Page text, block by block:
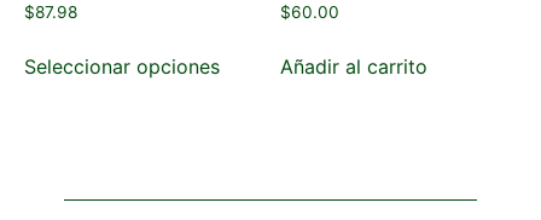
$87.98
Seleccionar opciones
$60.00
Añadir al carrito